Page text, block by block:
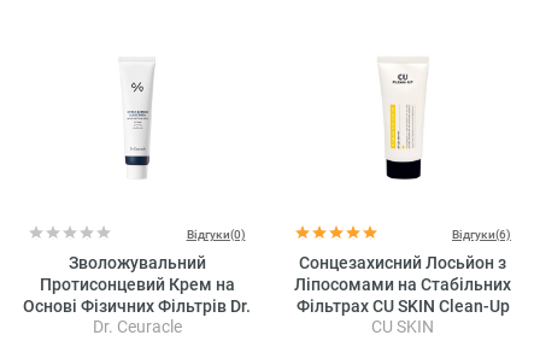
Відгуки(0)
Зволожувальний
Протисонцевий Крем на
Основі Фізичних Фільтрів Dr.
Ceuracle Hydra Barrier
Dr. Ceuracle
Відгуки(6)
Сонцезахисний Лосьйон з
Ліпосомами на Стабільних
Фільтрах CU SKIN Clean-Up
Blemish Sun Lotion SPF 50+
CU SKIN